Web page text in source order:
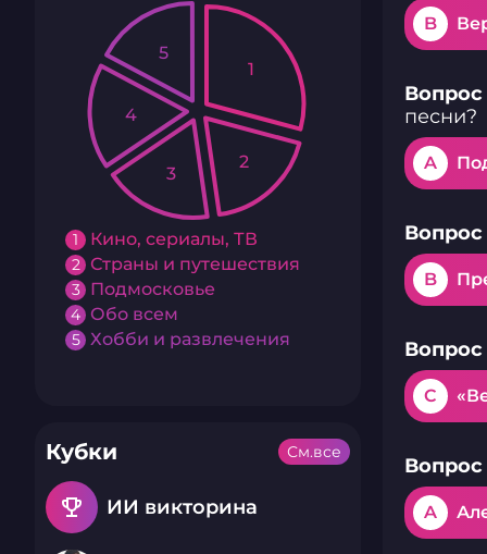
1 Кино, сериалы, ТВ
2 Страны и путешествия
3 Подмосковье
4 Обо всем
5 Хобби и развлечения
1
2
3
4
5
Кубки
emoji_events ИИ викторина
См.все
B
Вопрос
песни?
A
Вопрос
B
Вопрос
C
Вопрос
A